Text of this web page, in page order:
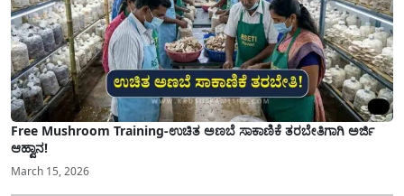
Free Mushroom Training-ಉಚಿತ ಅಣಬೆ ಸಾಕಾಣಿಕೆ ತರಬೇತಿಗಾಗಿ ಅರ್ಜಿ
ಆಹ್ವಾನ!
March 15, 2026